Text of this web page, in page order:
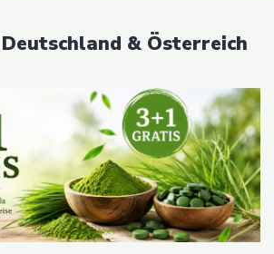
& Österreich